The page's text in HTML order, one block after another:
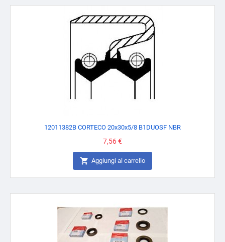
12011382B CORTECO 20x30x5/8 B1DUOSF NBR
Prezzo
7,56 €
 Aggiungi al carrello